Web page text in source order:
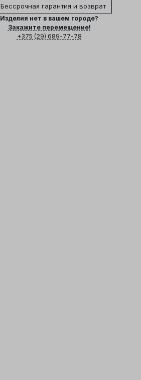
Бессрочная гарантия и возврат
Изделия нет в вашем городе?
Закажите перемещение!
+375 (29) 689-77-78